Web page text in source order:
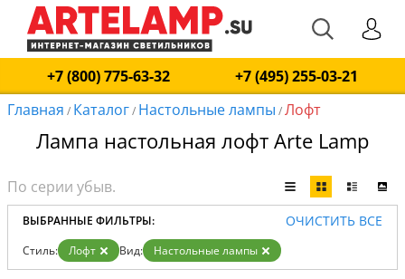
+7 (800) 775-63-32
+7 (495) 255-03-21
Главная / Каталог/ Настольные лампы /Лофт
Лампа настольная лофт Arte Lamp
ВЫБРАННЫЕ ФИЛЬТРЫ: ОЧИСТИТЬ ВСЕ
Стиль: Лофт Вид: Настольные лампы